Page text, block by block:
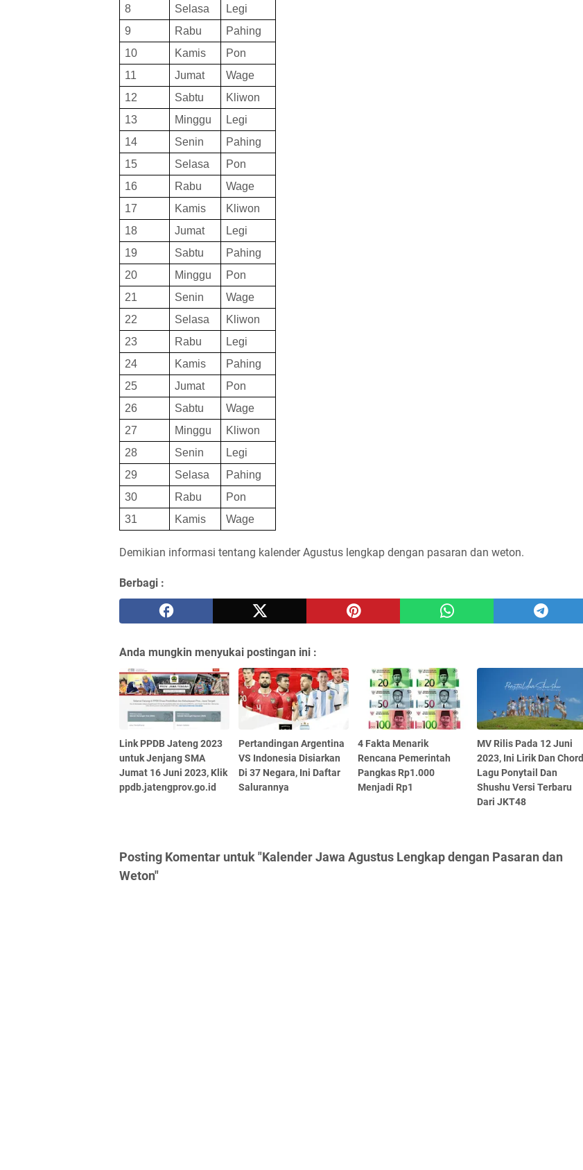
8
Selasa
Legi
9
Rabu
Pahing
10
Kamis
Pon
11
Jumat
Wage
12
Sabtu
Kliwon
13
Minggu
Legi
14
Senin
Pahing
15
Selasa
Pon
16
Rabu
Wage
17
Kamis
Kliwon
18
Jumat
Legi
19
Sabtu
Pahing
20
Minggu
Pon
21
Senin
Wage
22
Selasa
Kliwon
23
Rabu
Legi
24
Kamis
Pahing
25
Jumat
Pon
26
Sabtu
Wage
27
Minggu
Kliwon
28
Senin
Legi
29
Selasa
Pahing
30
Rabu
Pon
31
Kamis Wage
Demikian informasi tentang kalender Agustus lengkap dengan pasaran dan weton.
Berbagi :
Anda mungkin menyukai postingan ini :
Link PPDB Jateng 2023
untuk Jenjang SMA
Jumat 16 Juni 2023, Klik
ppdb.jatengprov.go.id
Pertandingan Argentina
VS Indonesia Disiarkan
Di 37 Negara, Ini Daftar
Salurannya
4 Fakta Menarik
Rencana Pemerintah
Pangkas Rp1.000
Menjadi Rp1
MV Rilis Pada 12 Juni
2023, Ini Lirik Dan Chord
Lagu Ponytail Dan
Shushu Versi Terbaru
Dari JKT48
Posting Komentar untuk "Kalender Jawa Agustus Lengkap dengan Pasaran dan
Weton"